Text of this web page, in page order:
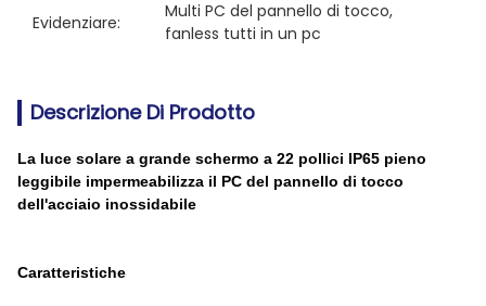
Evidenziare:
Multi PC del pannello di tocco,
fanless tutti in un pc
Descrizione Di Prodotto
La luce solare a grande schermo a 22 pollici IP65 pieno
leggibile impermeabilizza il PC del pannello di tocco
dell'acciaio inossidabile
Caratteristiche